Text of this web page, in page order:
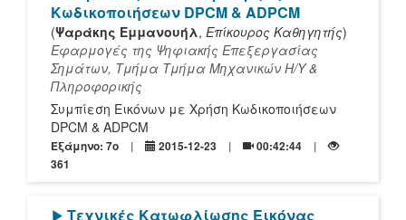
Κωδικοποιήσεων DPCM & ADPCM
(Ψαράκης Εμμανουήλ, Επίκουρος Καθηγητής)
Εφαρμογές της Ψηφιακής Επεξεργασίας
Σημάτων, Τμήμα Τμήμα Mηχανικών Η/Υ &
Πληροφορικής
Συμπίεση Εικόνων με Χρήση Κωδικοποιήσεων
DPCM & ADPCM
Εξάμηνο: 7o 2015-12-23
00:42:44
361
[Play]
Τεχνικές Κατωφλίωσης Εικόνας